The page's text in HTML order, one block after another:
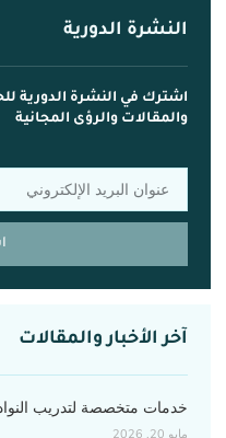
النشرة الدورية
اشترك في النشرة الدورية
والمقالات والرؤى المجانية
آخر الأخبار والمقالات
خدمات متخصصة لتدريب
مايو 20, 2026